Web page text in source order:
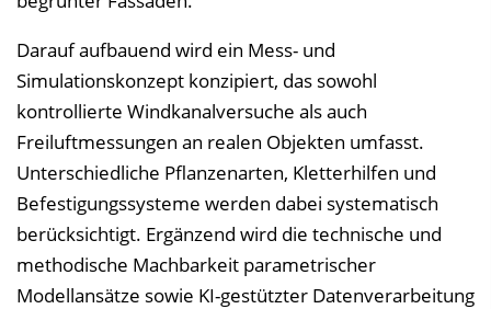
Darauf aufbauend wird ein Mess- und
Simulationskonzept konzipiert, das sowohl
kontrollierte Windkanalversuche als auch
Freiluftmessungen an realen Objekten umfasst.
Unterschiedliche Pflanzenarten, Kletterhilfen und
Befestigungssysteme werden dabei systematisch
berücksichtigt. Ergänzend wird die technische und
methodische Machbarkeit parametrischer
Modellansätze sowie KI-gestützter Datenverarbeitung